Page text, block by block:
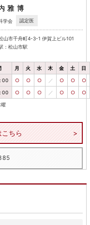
雅博
学会 認定医
山市千舟町4-3-1 伊賀上ビル101
：松山市駅
月 火 水 木 金 土 日
○ ○ ○ ／ ○ ○ ○
○ ○ ○ ／ ○ ○ ○
曜
ちら